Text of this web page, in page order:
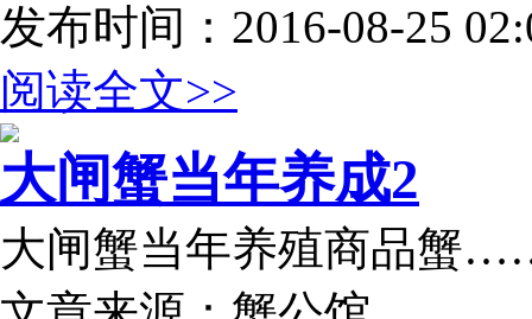
发布时间：2016-08-25
阅读全文>>
大闸蟹当年养成2
大闸蟹当年养殖商品蟹